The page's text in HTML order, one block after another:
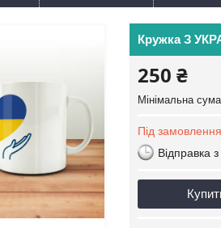
Кружка З
250 ₴
Мінімальна
Під замовлення
Відправка